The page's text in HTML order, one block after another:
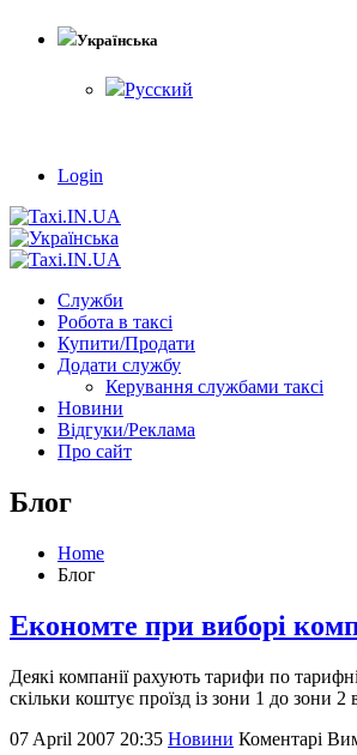
Українська
Русский
Login
Служби
Робота в таксі
Купити/Продати
Додати службу
Керування службами таксі
Новини
Відгуки/Реклама
Про сайт
Блог
Home
Блог
Економте при виборі
Деякі компанії рахують тарифи по
скільки коштує проїзд із зони 1 до зони
07 April 2007 20:35 Новини Коментарі